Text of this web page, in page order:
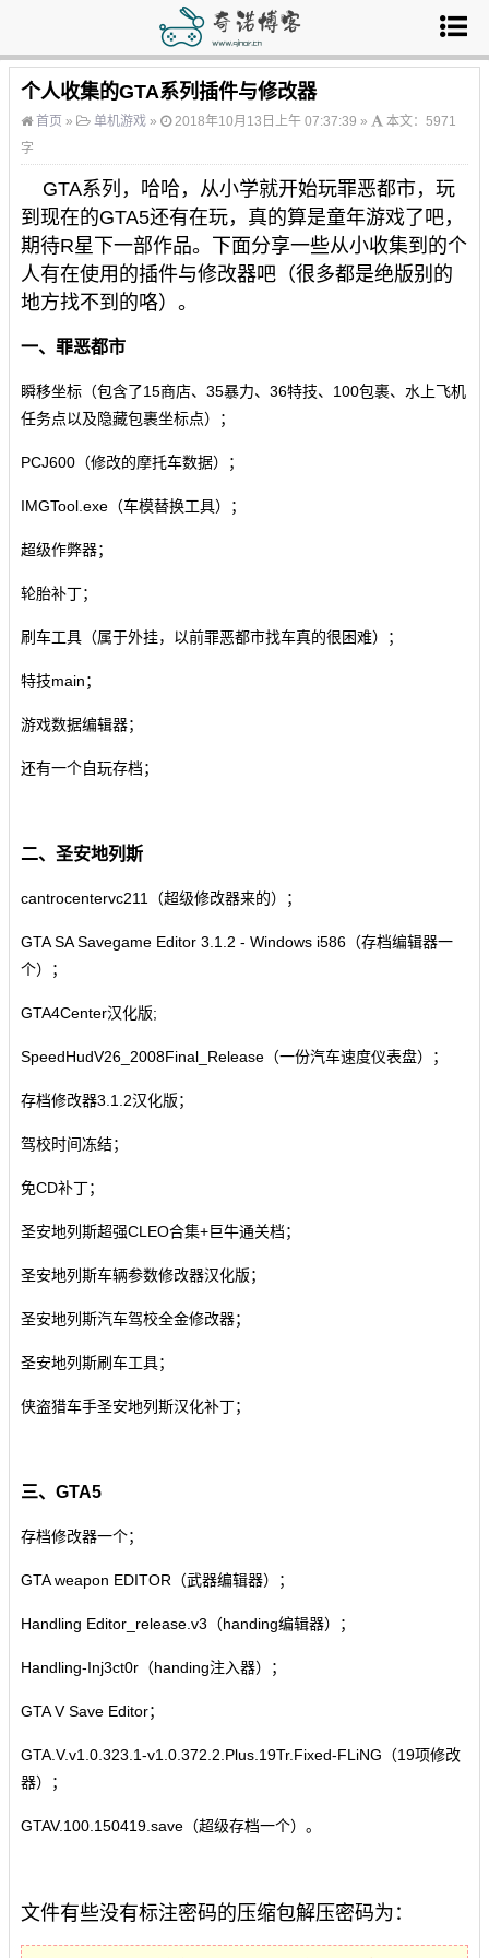
个人收集的GTA系列插件与修改器
首页 » 单机游戏 » 2018年10月13日上午 07:37:39 »
本文：5971
字
GTA系列，哈哈，从小学就开始玩罪恶都市，玩
到现在的GTA5还有在玩，真的算是童年游戏了吧，
期待R星下一部作品。下面分享一些从小收集到的个
人有在使用的插件与修改器吧（很多都是绝版别的
地方找不到的咯）。
一、 罪恶都市
瞬移坐标（包含了15商店、35暴力、36特技、100包裹、水上飞机
任务点以及隐藏包裹坐标点）；
PCJ600（修改的摩托车数据）；
IMGTool.exe（车模替换工具）；
超级作弊器；
轮胎补丁；
刷车工具（属于外挂，以前罪恶都市找车真的很困难）；
特技main；
游戏数据编辑器；
还有一个自玩存档；
二、圣安地列斯
cantrocentervc211（超级修改器来的）；
GTA SA Savegame Editor 3.1.2 - Windows i586 （存档编辑器一
个）；
GTA4Center汉化版;
SpeedHudV26_2008Final_Release（一份汽车速度仪表盘）；
存档修改器3.1.2汉化版；
驾校时间冻结；
免CD补丁；
圣安地列斯超强CLEO合集+巨牛通关档；
圣安地列斯车辆参数修改器汉化版；
圣安地列斯汽车驾校全金修改器；
圣安地列斯刷车工具；
侠盗猎车手圣安地列斯汉化补丁；
三、GTA5
存档修改器一个；
GTA weapon EDITOR （武器编辑器）；
Handling Editor_release.v3 （handing编辑器）；
Handling-Inj3ct0r（handing注入器） ；
GTA V Save Editor；
GTA.V.v1.0.323.1-v1.0.372.2.Plus.19Tr.Fixed-FLiNG（19项修改
器）
；
GTAV.100.150419.save（超级存档一个） 。
文件有些没有标注密码的压缩包解压密码为：